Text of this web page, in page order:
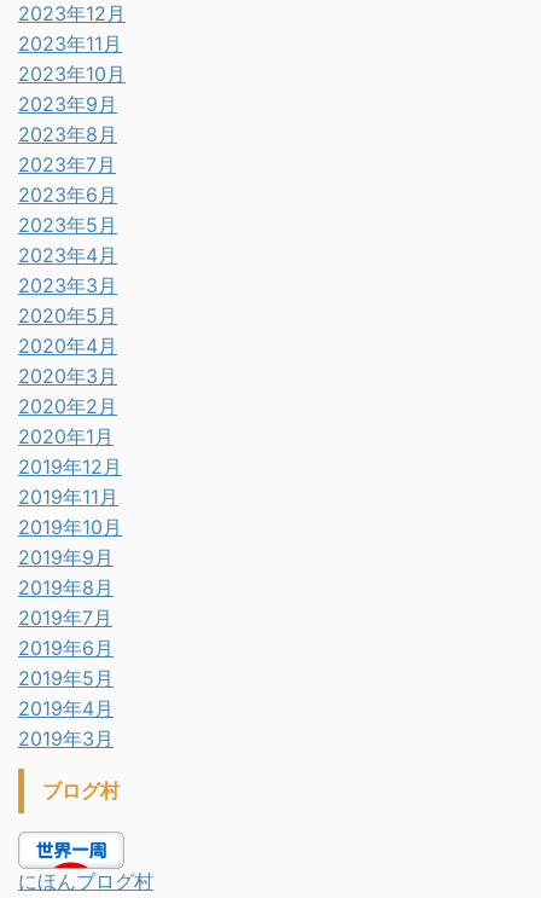
2023年12月
2023年11月
2023年10月
2023年9月
2023年8月
2023年7月
2023年6月
2023年5月
2023年4月
2023年3月
2020年5月
2020年4月
2020年3月
2020年2月
2020年1月
2019年12月
2019年11月
2019年10月
2019年9月
2019年8月
2019年7月
2019年6月
2019年5月
2019年4月
2019年3月
ブログ村
にほんブログ村